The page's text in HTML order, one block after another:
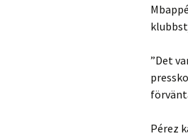
”Det
Pérez